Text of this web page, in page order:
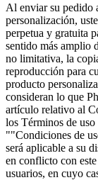
Al enviar su pedido
personalización,
perpetua y gratuita
sentido más amplio
no limitativa, la
reproducción para
producto
consideran lo que
artículo relativo al
los Términos de
""Condiciones de
será aplicable a su
en conflicto con
usuarios, en cuyo